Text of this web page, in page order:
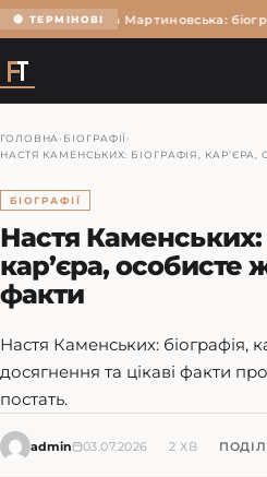
🔴 ТЕРМІНОВІОльга Мартиновська:
ГОЛОВНА › БІОГРАФІЇ›
НАСТЯ КАМЕНСЬКИХ: БІОГРАФІЯ, КАР’ЄРА,
БІОГРАФІЇ
Настя Каменських:
кар’єра, особисте
факти
Настя Каменських: біографія,
досягнення та цікаві факти
постать.
admin 03.07.2026 2 ХВ